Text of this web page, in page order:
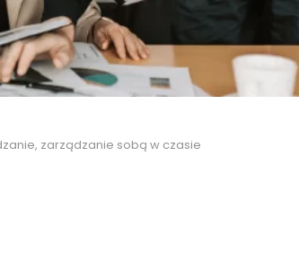
, zarządzanie sobą w czasie